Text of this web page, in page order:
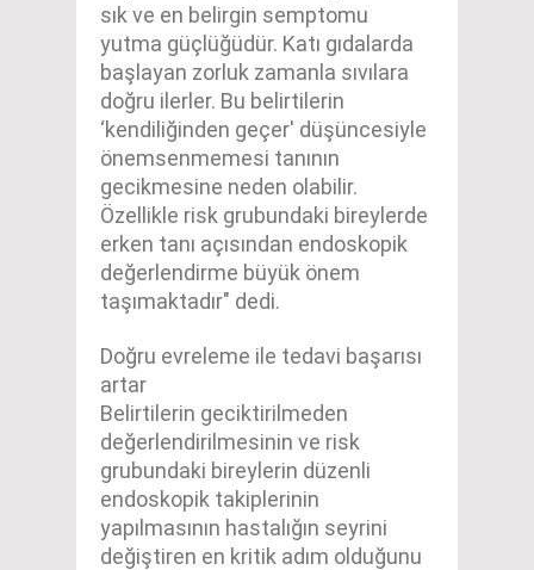
sık ve en belirgin semptomu
yutma güçlüğüdür. Katı gıdalarda
başlayan zorluk zamanla sıvılara
doğru ilerler. Bu belirtilerin
‘kendiliğinden geçer' düşüncesiyle
önemsenmemesi tanının
gecikmesine neden olabilir.
Özellikle risk grubundaki bireylerde
erken tanı açısından endoskopik
değerlendirme büyük önem
taşımaktadır" dedi.
Doğru evreleme ile tedavi başarısı
artar
Belirtilerin geciktirilmeden
değerlendirilmesinin ve risk
grubundaki bireylerin düzenli
endoskopik takiplerinin
yapılmasının hastalığın seyrini
değiştiren en kritik adım olduğunu